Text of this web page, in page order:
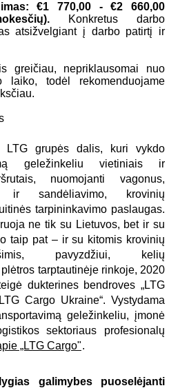
€1 770,00 -€2 660,00
Konkretus darbo
atsižvelgiant į darbo patirtį ir
greičiau, nepriklausomai nuo
laiko, todėl rekomenduojame
LTG grupės dalis, kuri vykdo
geležinkeliu vietiniais ir
nuomojanti vagonus,
ir sandėliavimo, krovinių
tarpininkavimo paslaugas.
ne tik su Lietuvos, bet ir su
taip pat – ir su kitomis krovinių
pavyzdžiui, kelių
tarptautinėje rinkoje, 2020
dukterines bendroves „LTG
Cargo Ukraine“. Vystydama
geležinkeliu, įmonė
sektoriaus profesionalų
„LTG Cargo".
galimybes puoselėjanti